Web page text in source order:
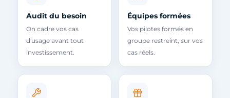
Audit du besoin
On cadre vos cas
d'usage avant tout
investissement.
Équipes formées
Vos pilotes formés en
groupe restreint, sur vos
cas réels.